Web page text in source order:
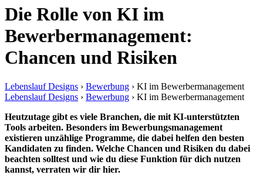
Die Rolle von KI im
Bewerbermanagement:
Chancen und Risiken
Lebenslauf Designs › Bewerbung › KI im Bewerbermanagement
Lebenslauf Designs › Bewerbung › KI im Bewerbermanagement
Heutzutage gibt es viele Branchen, die mit KI-unterstützten
Tools arbeiten. Besonders im Bewerbungsmanagement
existieren unzählige Programme, die dabei helfen den besten
Kandidaten zu finden. Welche Chancen und Risiken du dabei
beachten solltest und wie du diese Funktion für dich nutzen
kannst, verraten wir dir hier.